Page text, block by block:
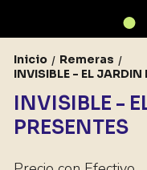
Inicio / Remeras /
INVISIBLE - EL JARDIN
INVISIBLE -
PRESENTES